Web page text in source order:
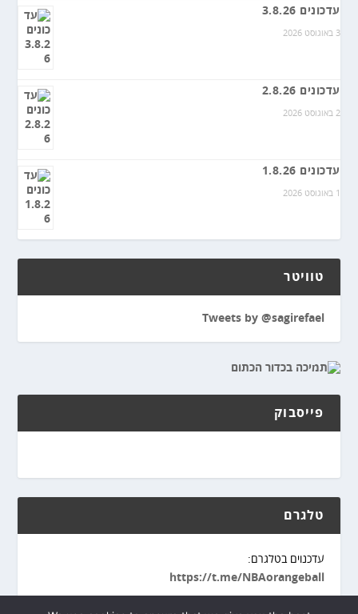
עדכונים 3.8.26
3 באוגוסט 2026
עדכונים 2.8.26
2 באוגוסט 2026
עדכונים 1.8.26
1 באוגוסט 2026
טוויטר
Tweets by @sagirefael
פייסבוק
טלגרם
עדכנוים בטלגרם:
https://t.me/NBAorangeball